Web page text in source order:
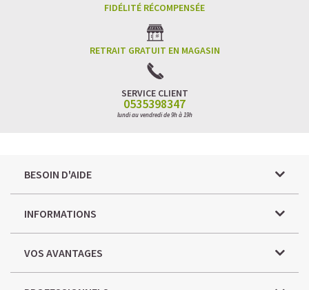
FIDÉLITÉ RÉCOMPENSÉE
RETRAIT GRATUIT EN MAGASIN
SERVICE CLIENT
0535398347
lundi au vendredi de 9h à 19h
BESOIN D'AIDE
INFORMATIONS
VOS AVANTAGES